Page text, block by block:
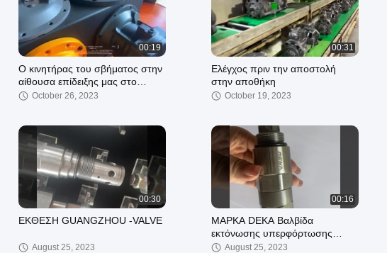
00:19
Ο κινητήρας του σβήματος στην
αίθουσα επίδειξης μας στο
Γκουάνγκζου
October 26, 2023
00:31
Ελέγχος πριν την αποστολή
στην αποθήκη
October 19, 2023
00:30
ΕΚΘΕΣΗ GUANGZHOU -VALVE
August 25, 2023
00:16
ΜΑΡΚΑ DEKA Βαλβίδα
εκτόνωσης υπερφόρτωσης
SK200-6 ΕΡΓΟΣΤΑΣΙΑΚΗ ΤΙΜΗ
August 25, 2023